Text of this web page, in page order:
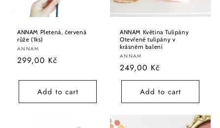
ANNAM Pletená, červená
růže (1ks)
Vendor:
ANNAM
Regular
299,00 Kč
Add to cart
ANNAM Květina Tulipány
Otevřené tulipány v
krásném balení
Vendor:
ANNAM
Regular
price
249,00 Kč
Add to cart